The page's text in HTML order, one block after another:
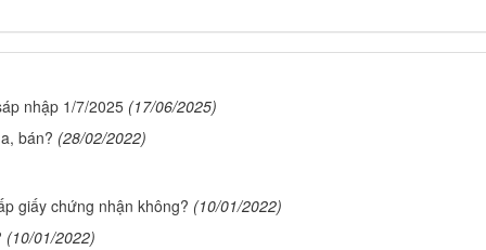
nhập 1/7/2025 (17/06/2025)
bán? (28/02/2022)
giấy chứng nhận không? (10/01/2022)
(10/01/2022)